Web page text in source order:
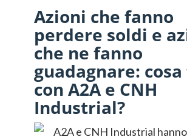
Azioni che fanno
perdere soldi e
che ne fanno
guadagnare:
con A2A e CNH
Industrial?